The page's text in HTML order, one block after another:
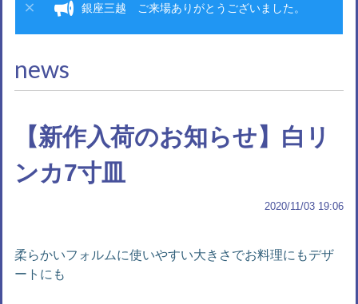
銀座三越 ご来場ありがとうございました。
news
【新作入荷のお知らせ】白リ
ンカ7寸皿
2020/11/03 19:06
柔らかいフォルムに使いやすい大きさでお料理にもデザ
ートにも